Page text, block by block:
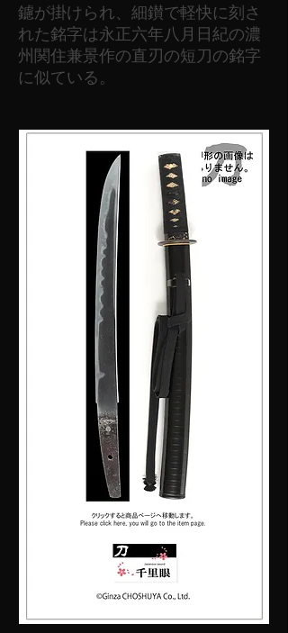
鑢が掛けられ、細鑚で軽快に刻さ
れた銘字は永正六年八月日紀の濃
州関住兼景作の直刃の短刀の銘字
に似ている。